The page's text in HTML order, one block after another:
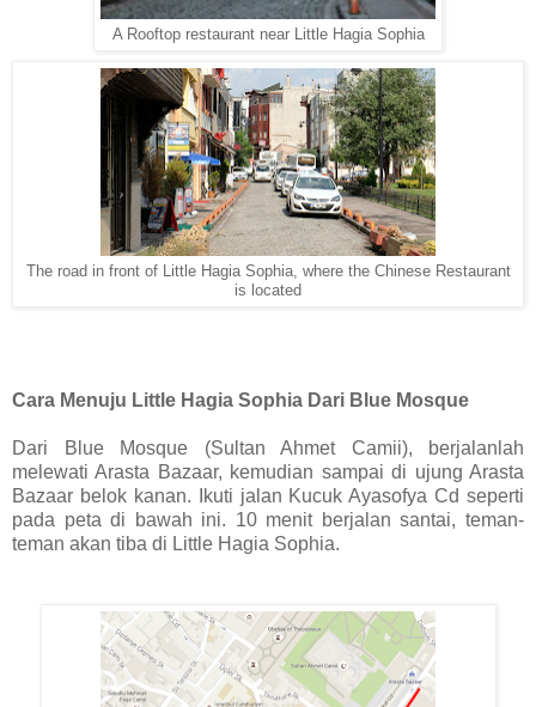
A Rooftop restaurant near Little Hagia Sophia
The road in front of Little Hagia Sophia, where the Chinese Restaurant
is located
Cara Menuju Little Hagia Sophia Dari Blue Mosque
Dari Blue Mosque (Sultan Ahmet Camii), berjalanlah
melewati Arasta Bazaar, kemudian sampai di ujung Arasta
Bazaar belok kanan. Ikuti jalan Kucuk Ayasofya Cd seperti
pada peta di bawah ini. 10 menit berjalan santai, teman-
teman akan tiba di Little Hagia Sophia.